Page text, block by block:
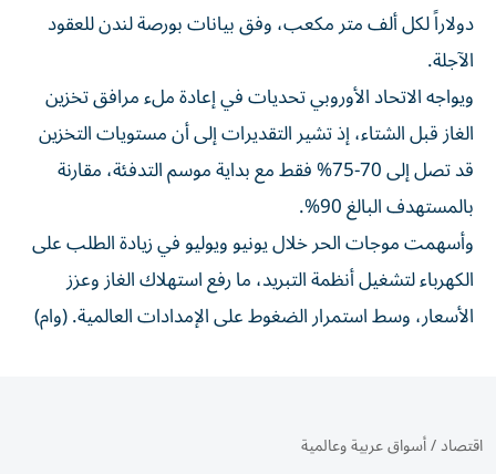
دولاراً لكل ألف متر مكعب، وفق بيانات بورصة لندن للعقود
الآجلة.
ويواجه الاتحاد الأوروبي تحديات في إعادة ملء مرافق تخزين
الغاز قبل الشتاء، إذ تشير التقديرات إلى أن مستويات التخزين
قد تصل إلى 70-75% فقط مع بداية موسم التدفئة، مقارنة
بالمستهدف البالغ 90%.
وأسهمت موجات الحر خلال يونيو ويوليو في زيادة الطلب على
الكهرباء لتشغيل أنظمة التبريد، ما رفع استهلاك الغاز وعزز
الأسعار، وسط استمرار الضغوط على الإمدادات العالمية. (وام)
اقتصاد/أسواق عربية وعالمية